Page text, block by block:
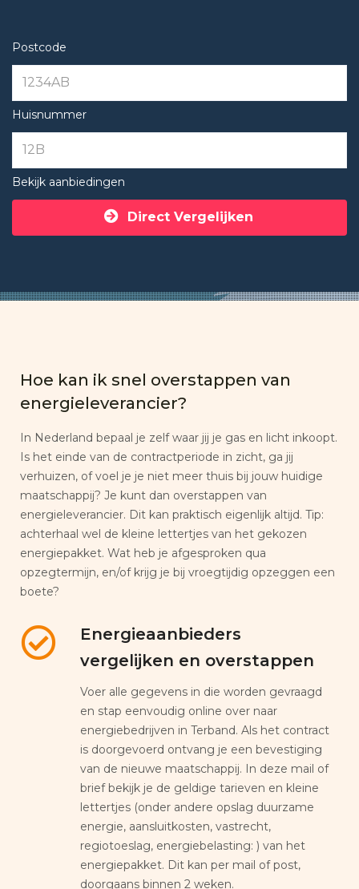
Postcode
Huisnummer
Bekijk aanbiedingen
Direct Vergelijken
Hoe kan ik snel overstappen van
energieleverancier?
In Nederland bepaal je zelf waar jij je gas en licht inkoopt.
Is het einde van de contractperiode in zicht, ga jij
verhuizen, of voel je je niet meer thuis bij jouw huidige
maatschappij? Je kunt dan overstappen van
energieleverancier. Dit kan praktisch eigenlijk altijd. Tip:
achterhaal wel de kleine lettertjes van het gekozen
energiepakket. Wat heb je afgesproken qua
opzegtermijn, en/of krijg je bij vroegtijdig opzeggen een
boete?
Energieaanbieders
vergelijken en overstappen
Voer alle gegevens in die worden gevraagd
en stap eenvoudig online over naar
energiebedrijven in Terband. Als het contract
is doorgevoerd ontvang je een bevestiging
van de nieuwe maatschappij. In deze mail of
brief bekijk je de geldige tarieven en kleine
lettertjes (onder andere opslag duurzame
energie, aansluitkosten, vastrecht,
regiotoeslag, energiebelasting: ) van het
energiepakket. Dit kan per mail of post,
doorgaans binnen 2 weken.